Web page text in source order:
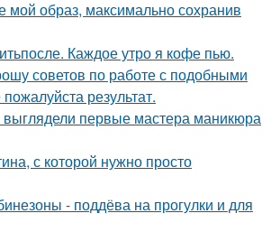
мой образ, максимально сохранив
Каждое утро я кофе пью.
советов по работе с подобными
результат.
выглядели первые мастера маникюра
с которой нужно просто
- поддёва на прогулки и для